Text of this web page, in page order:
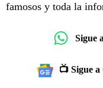
famosos y toda la
Sigue
📺 Sigue